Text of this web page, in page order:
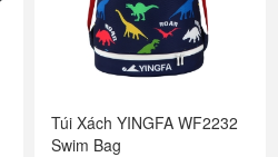
Túi Xách YINGFA WF2232
Swim Bag